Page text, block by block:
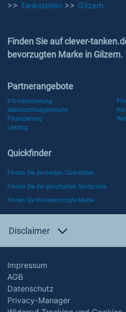
>> Tankstellen >> Gilzem
Finden Sie auf clever-
bevorzugten Marke in Gilzem.
Partnerangebote
Kfz-Versicherung
Gebrauchtwagenmarkt
Finanzierung
Leasing
Quickfinder
Finden Sie die besten Tankstellen
Finden Sie die günstigsten Spritpreise
Finden Sie Ihre bevorzugte Marke
Disclaimer
Impressum
AGB
Datenschutz
Privacy-Manager